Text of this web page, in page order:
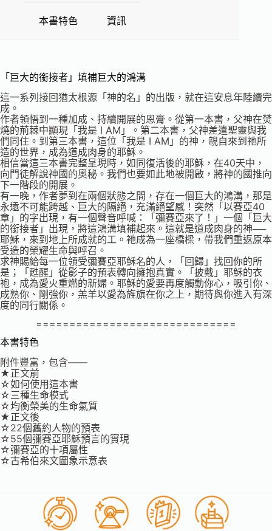
本書特色 資訊
「巨大的銜接者」填補巨大的鴻溝
這一系列接回猶太根源「神的名」的出版，就在這安息年陸續完
成。
作者領悟到一種加成、持續開展的恩膏。從第一本書，父神在焚
燒的荊棘中顯現「我是 I AM」。第二本書，父神差遣聖靈與我
們同住。到第三本書，這位「我是 I AM」的神，親自來到祂所
造的世界，成為道成肉身的耶穌。
相信當這三本書完整呈現時，如同復活後的耶穌，在40天中，
向門徒解說神國的奧秘。我們也要如此地被開啟，將神的國推向
下一階段的開展。
有一晚，作者夢到在兩個狀態之間，存在一個巨大的鴻溝，那是
永遠不可能跨越、巨大的隔絕，充滿絕望感！突然「以賽亞40
章」的字出現，有一個聲音呼喊：「彌賽亞來了！」一個「巨大
的銜接者」出現，將這鴻溝填補起來。這就是道成肉身的神──
耶穌，來到地上所成就的工。祂成為一座橋樑，帶我們重返原本
受造的榮耀生命與呼召。
求神賜給每一位領受彌賽亞耶穌名的人，「回歸」找回你的所
是；「甦醒」從影子的預表轉向擁抱真實。「披戴」耶穌的衣
袍，成為愛火重燃的新婦。耶穌的愛要再度觸動你心，吸引你、
成熟你、剛強你，羔羊以愛為旌旗在你之上，期待與你進入有深
度的同行關係。
==============================
本書特色
附件豐富，包含——
★正文前
☆如何使用這本書
☆三種生命模式
☆均衡榮美的生命氣質
★正文後
☆22個舊約人物的預表
☆55個彌賽亞耶穌預言的實現
☆彌賽亞的十項屬性
☆古希伯來文圖象示意表